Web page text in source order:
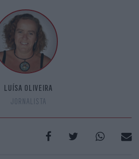
LUÍSA OLIVEIRA
JORNALISTA